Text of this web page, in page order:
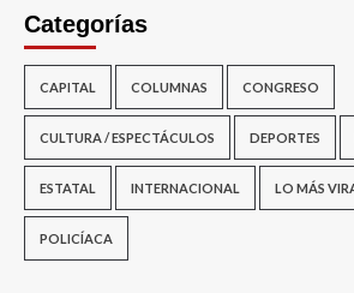
Categorías
CAPITAL COLUMNAS CONGRESO
CULTURA / ESPECTÁCULOS DEPORTES
ESTATAL INTERNACIONAL LO MÁS
POLICÍACA